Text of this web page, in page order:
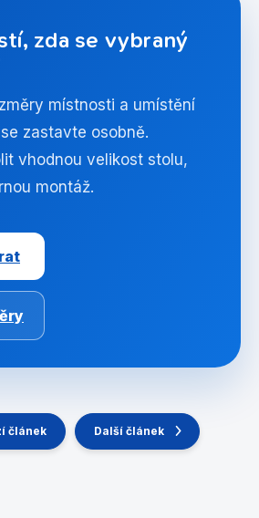
zda se vybraný
místnosti a umístění
zastavte osobně.
vhodnou velikost stolu,
montáž.
článek Další článek